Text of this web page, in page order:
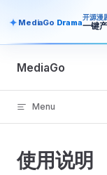
MediaGo Drama开源漫
一键
Skip to content
MediaGo
Menu
使用说明